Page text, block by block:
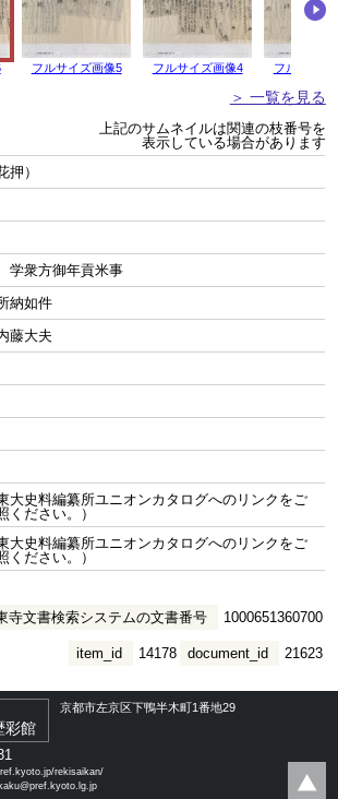
フルサイズ画像5 フルサイズ画像4 フルサイズ
＞ 一覧を見る
上記のサムネイルは関連の枝番号を
表示している場合があります
押）
衆方御年貢米事
納如件
藤大夫
東大史料編纂所ユニオンカタログへのリンクをご
ください。）
東大史料編纂所ユニオンカタログへのリンクをご
ください。）
寺文書検索システムの文書番号 1000651360700
document_id 21623
item_id 14178
彩館
京都市左京区下鴨半木町1番地29
rekisaikan/